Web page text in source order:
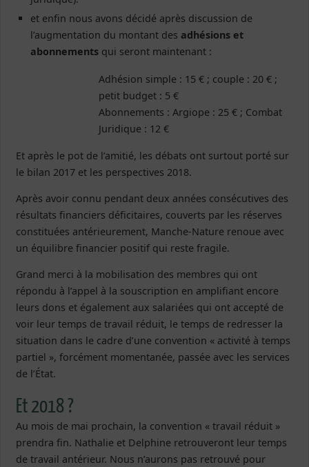
et enfin nous avons décidé après discussion de
l’augmentation du montant des adhésions et
abonnements qui seront maintenant :
Adhésion simple : 15 € ; couple : 20 € ;
petit budget : 5 €
Abonnements : Argiope : 25 € ; Combat
Juridique : 12 €
Et après le pot de l’amitié, les débats ont surtout porté sur
le bilan 2017 et les perspectives 2018.
Après avoir connu pendant deux années consécutives des
résultats financiers déficitaires, couverts par les réserves
constituées antérieurement, Manche-Nature renoue avec
un équilibre financier positif qui reste fragile.
Grand merci à la mobilisation des membres qui ont
répondu à l’appel à la souscription en amplifiant encore
leurs dons et également aux salariées qui ont accepté de
voir leur temps de travail réduit, le temps de redresser la
situation dans le cadre d’une convention « activité à temps
partiel », forcément momentanée, passée avec les services
de l’État.
Et 2018 ?
Au mois de mai prochain, la convention « travail réduit »
prendra fin. Nathalie et Delphine retrouveront leur temps
de travail antérieur. Nous n’aurons pas retrouvé pour